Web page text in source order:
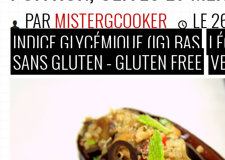
PAR MISTERGCOOKER LE
INDICE GLYCÉMIQUE (IG) BAS
SANS GLUTEN - GLUTEN FREE